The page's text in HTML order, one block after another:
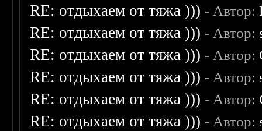
RE: отдыхаем от тяжа ))) - Автор:
RE: отдыхаем от тяжа ))) - Автор:
RE: отдыхаем от тяжа ))) - Автор:
RE: отдыхаем от тяжа ))) - Автор:
RE: отдыхаем от тяжа ))) - Автор:
RE: отдыхаем от тяжа ))) - Автор: